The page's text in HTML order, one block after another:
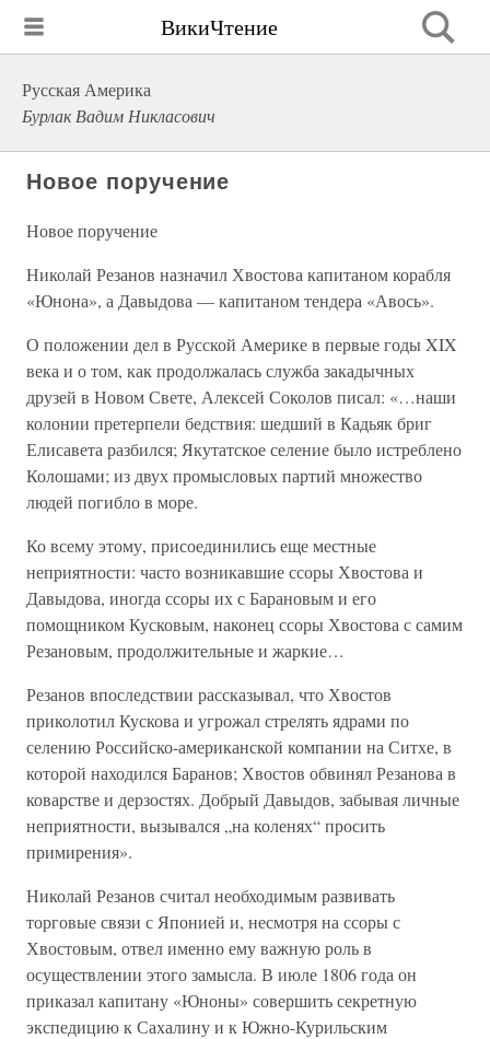
ВикиЧтение
Русская Америка
Бурлак Вадим Никласович
Новое поручение
Новое поручение
Николай Резанов назначил Хвостова капитаном корабля
«Юнона», а Давыдова — капитаном тендера «Авось».
О положении дел в Русской Америке в первые годы XIX
века и о том, как продолжалась служба закадычных
друзей в Новом Свете, Алексей Соколов писал: «…наши
колонии претерпели бедствия: шедший в Кадьяк бриг
Елисавета разбился; Якутатское селение было истреблено
Колошами; из двух промысловых партий множество
людей погибло в море.
Ко всему этому, присоединились еще местные
неприятности: часто возникавшие ссоры Хвостова и
Давыдова, иногда ссоры их с Барановым и его
помощником Кусковым, наконец ссоры Хвостова с самим
Резановым, продолжительные и жаркие…
Резанов впоследствии рассказывал, что Хвостов
приколотил Кускова и угрожал стрелять ядрами по
селению Российско-американской компании на Ситхе, в
которой находился Баранов; Хвостов обвинял Резанова в
коварстве и дерзостях. Добрый Давыдов, забывая личные
неприятности, вызывался „на коленях“ просить
примирения».
Николай Резанов считал необходимым развивать
торговые связи с Японией и, несмотря на ссоры с
Хвостовым, отвел именно ему важную роль в
осуществлении этого замысла. В июле 1806 года он
приказал капитану «Юноны» совершить секретную
экспедицию к Сахалину и к Южно-Курильским